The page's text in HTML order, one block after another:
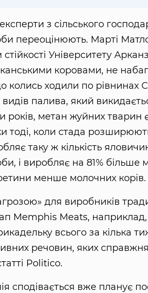
з сільського
переоцінюють. Марті
Університету
коровами, не
колись ходили по рівнинах
палива, який
років, метан жуйних
тоді, коли стада
таку ж кількість
і виробляє на 81% більше
менше молочних корів.
для виробників
Memphis Meats, наприклад,
всього за кілька
речовин, яких
Politico.
сподівається вже планує